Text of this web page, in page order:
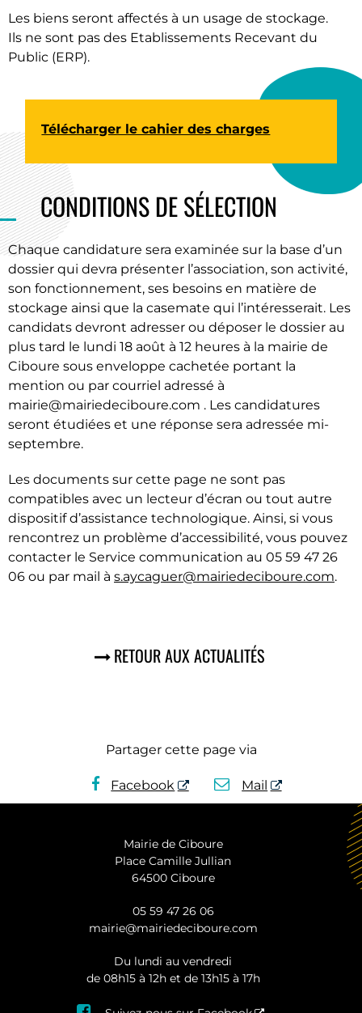
Les biens seront affectés à un usage de stockage.
Ils ne sont pas des Etablissements Recevant du
Public (ERP).
Télécharger le cahier des charges
CONDITIONS DE SÉLECTION
Chaque candidature sera examinée sur la base d’un
dossier qui devra présenter l’association, son activité,
son fonctionnement, ses besoins en matière de
stockage ainsi que la casemate qui l’intéresserait. Les
candidats devront adresser ou déposer le dossier au
plus tard le lundi 18 août à 12 heures à la mairie de
Ciboure sous enveloppe cachetée portant la
mention ou par courriel adressé à
mairie@mairiedeciboure.com . Les candidatures
seront étudiées et une réponse sera adressée mi-
septembre.
Les documents sur cette page ne sont pas
compatibles avec un lecteur d’écran ou tout autre
dispositif d’assistance technologique. Ainsi, si vous
rencontrez un problème d’accessibilité, vous pouvez
contacter le Service communication au 05 59 47 26
06 ou par mail à s.aycaguer@mairiedeciboure.com.
RETOUR AUX ACTUALITÉS
Partager cette page via
Facebook Mail
Mairie de Ciboure
Place Camille Jullian
64500 Ciboure
05 59 47 26 06
mairie@mairiedeciboure.com
Du lundi au vendredi
de 08h15 à 12h et de 13h15 à 17h